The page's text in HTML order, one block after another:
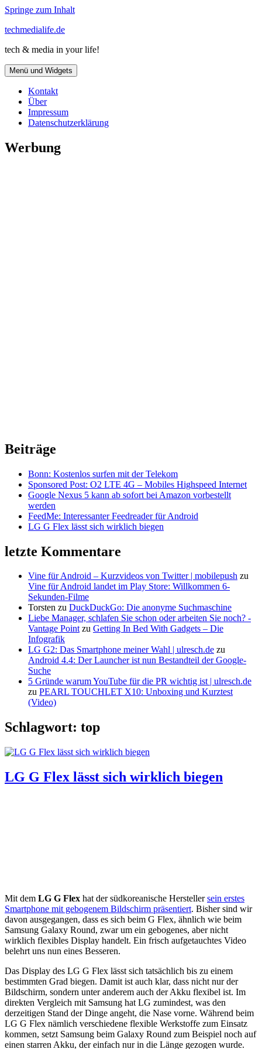
Springe zum Inhalt
techmedialife.de
tech & media in your life!
Menü und Widgets
Kontakt
Über
Impressum
Datenschutzerklärung
Werbung
Beiträge
Bonn: Kostenlos surfen mit der Telekom
Sponsored Post: O2 LTE 4G – Mobiles Highspeed Internet
Google Nexus 5 kann ab sofort bei Amazon vorbestellt
werden
FeedMe: Interessanter Feedreader für Android
LG G Flex lässt sich wirklich biegen
letzte Kommentare
Vine für Android – Kurzvideos von Twitter | mobilepush zu
Vine für Android landet im Play Store: Willkommen 6-
Sekunden-Filme
Torsten zu DuckDuckGo: Die anonyme Suchmaschine
Liebe Manager, schlafen Sie schon oder arbeiten Sie noch? -
Vantage Pointzu Getting In Bed With Gadgets – Die
Infografik
LG G2: Das Smartphone meiner Wahl | ulresch.de zu
Android 4.4: Der Launcher ist nun Bestandteil der Google-
Suche
5 Gründe warum YouTube für die PR wichtig ist | ulresch.de
zu PEARL TOUCHLET X10: Unboxing und Kurztest
(Video)
Schlagwort: top
LG G Flex lässt sich wirklich biegen
Mit dem LG G Flex hat der südkoreanische Herstellersein erstes
Smartphone mit gebogenem Bildschirm präsentiert. Bisher sind wir
davon ausgegangen, dass es sich beim G Flex, ähnlich wie beim
Samsung Galaxy Round, zwar um ein gebogenes, aber nicht
wirklich flexibles Display handelt. Ein frisch aufgetauchtes Video
belehrt uns nun eines Besseren.
Das Display des LG G Flex lässt sich tatsächlich bis zu einem
bestimmten Grad biegen. Damit ist auch klar, dass nicht nur der
Bildschirm, sondern unter anderem auch der Akku flexibel ist. Im
direkten Vergleich mit Samsung hat LG zumindest, was den
derzeitigen Stand der Dinge angeht, die Nase vorne. Während beim
LG G Flex nämlich verschiedene flexible Werkstoffe zum Einsatz
kommen, setzt Samsung beim Galaxy Round zum Beispiel noch auf
einen starren Akku, der einfach nur in die Länge gezogen wurde.